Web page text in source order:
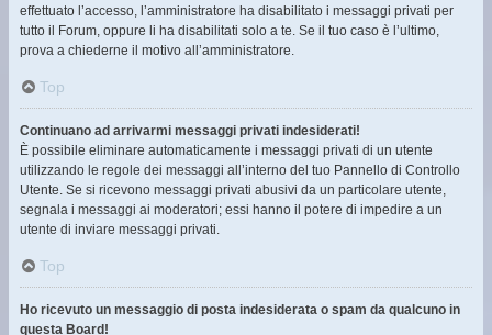
effettuato l’accesso, l’amministratore ha disabilitato i messaggi privati per
tutto il Forum, oppure li ha disabilitati solo a te. Se il tuo caso è l’ultimo,
prova a chiederne il motivo all’amministratore.
Top
Continuano ad arrivarmi messaggi privati indesiderati!
È possibile eliminare automaticamente i messaggi privati ​​di un utente
utilizzando le regole dei messaggi all’interno del tuo Pannello di Controllo
Utente. Se si ricevono messaggi privati ​​abusivi da un particolare utente,
segnala i messaggi ai moderatori; essi hanno il potere di impedire a un
utente di inviare messaggi privati​​.
Top
Ho ricevuto un messaggio di posta indesiderata o spam da qualcuno in
questa Board!